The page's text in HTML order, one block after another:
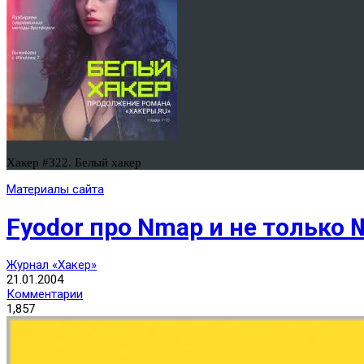
Хакер #322. Белый хакер
Материалы сайта
Fyodor про Nmap и не только
Журнал «Хакер»
21.01.2004
Комментарии
1,857